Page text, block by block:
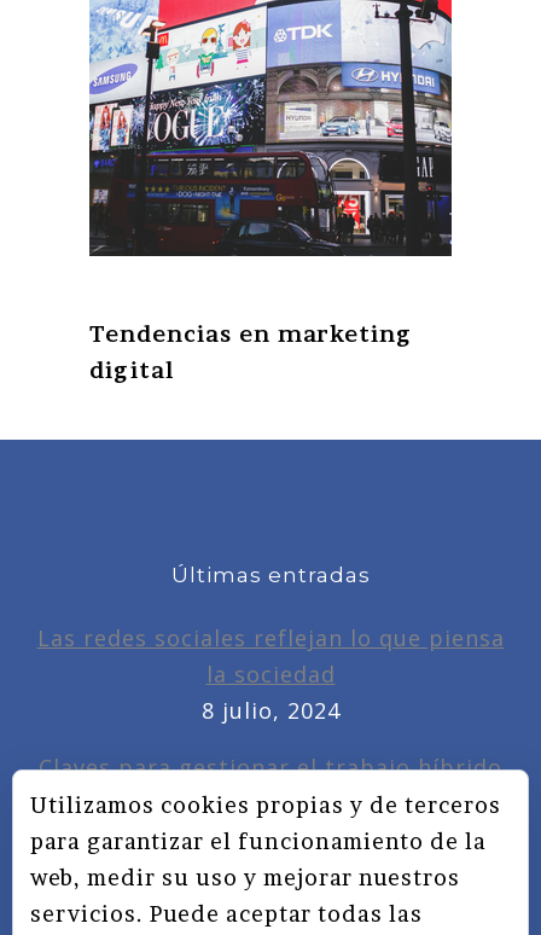
Tendencias en marketing
digital
Últimas entradas
Las redes sociales reflejan lo que piensa
la sociedad
8 julio, 2024
Claves para gestionar el trabajo híbrido
7 noviembre, 2022
Privacidad, redes sociales y educación
3 septiembre, 2019
Utilizamos cookies propias y de terceros
para garantizar el funcionamiento de la
web, medir su uso y mejorar nuestros
servicios. Puede aceptar todas las